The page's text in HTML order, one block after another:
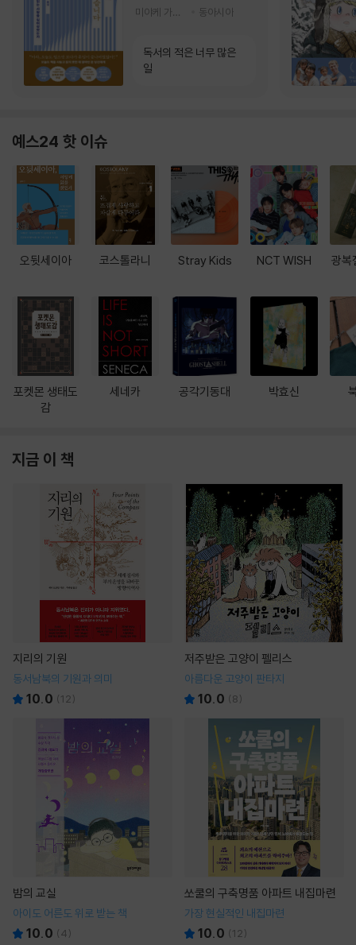
동아시아
독서의 적은 너무 많은
일
예스24 핫 이슈
오뒷세이아
포켓몬 생태도
감
코스톨라니
세네카
Stray Kids
공각기동대
NCT WISH
박효신
광복
지금 이 책
지리의 기원
동서남북의 기원과 의미
10.0 (12)
저주받은 고양이 펠리스
아름다운 고양이 판타지
10.0 (8)
밤의 교실
아이도 어른도 위로 받는 책
10.0 (4)
쏘쿨의 구축명품 아파트 내집마련
가장 현실적인 내집마련
10.0 (12)